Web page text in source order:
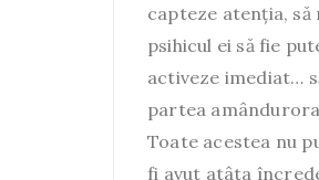
capteze atenția, să
psihicul ei să fie
activeze imediat…
partea
Toate acestea nu
fi avut atâta